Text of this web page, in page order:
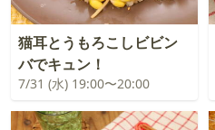
猫耳とうもろこしビビン
バでキュン！
7/31 (水) 19:00〜20:00